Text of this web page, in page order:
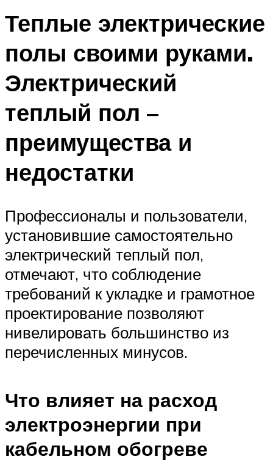
Теплые электрические
полы своими руками.
Электрический
теплый пол –
преимущества и
недостатки
Профессионалы и пользователи,
установившие самостоятельно
электрический теплый пол,
отмечают, что соблюдение
требований к укладке и грамотное
проектирование позволяют
нивелировать большинство из
перечисленных минусов.
Что влияет на расход
электроэнергии при
кабельном обогреве